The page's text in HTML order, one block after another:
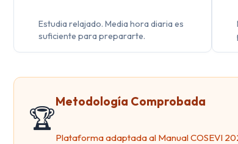
Estudia relajado. Media hora diaria es
suficiente para prepararte.
🏆
Metodología Comprobada
Plataforma adaptada al Manual COSEVI